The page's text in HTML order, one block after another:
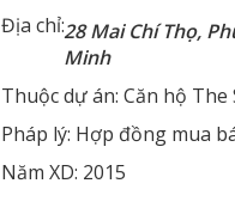
Địa chỉ:28 Mai Chí Thọ,
Minh
Thuộc dự án: Căn hộ The
Pháp lý: Hợp đồng mua
Năm XD: 2015